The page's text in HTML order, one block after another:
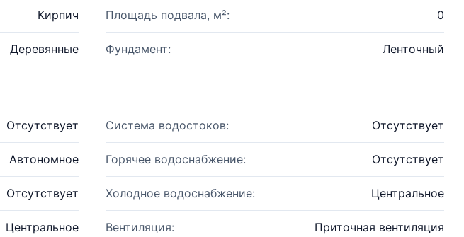
Кирпич Площадь подвала, м²: 0
Деревянные Фундамент: Ленточный
Отсутствует Система водостоков: Отсутствует
Автономное Горячее водоснабжение: Отсутствует
Отсутствует Холодное водоснабжение: Центральное
Центральное Вентиляция: Приточная вентиляция